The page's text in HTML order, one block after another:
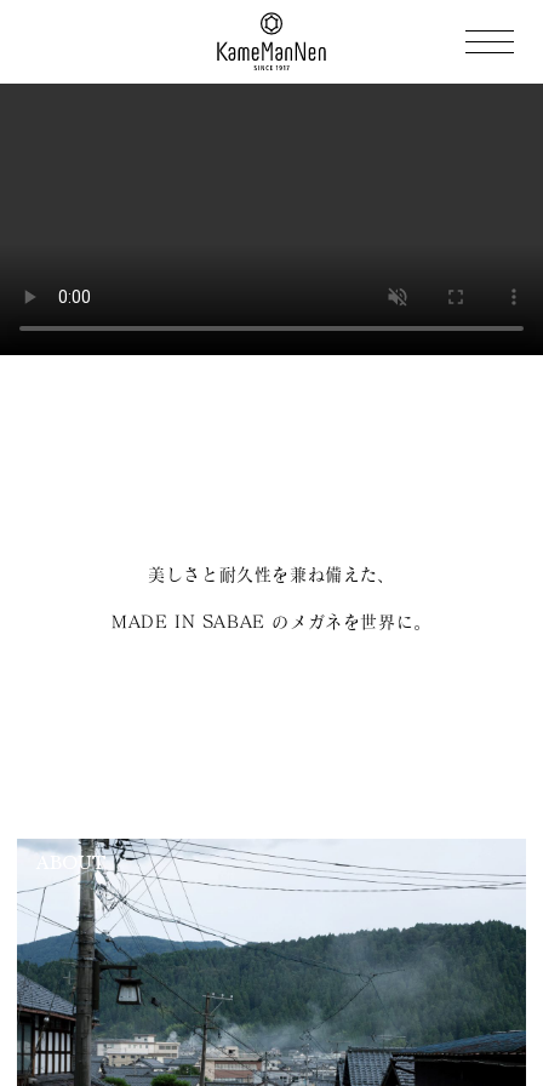
美しさと耐久性を兼ね備えた、
MADE IN SABAE のメガネを世界に。
ABOUT